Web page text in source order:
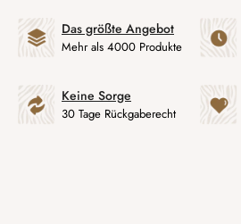
Das größte Angebot
Mehr als 4000 Produkte
Keine Sorge
30 Tage Rückgaberecht